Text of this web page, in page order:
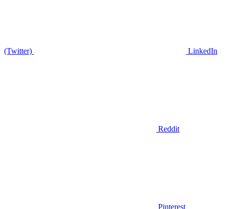
(Twitter) LinkedIn
Reddit
Pinterest